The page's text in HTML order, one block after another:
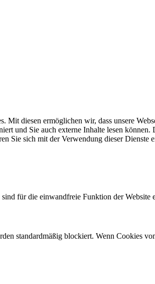
diesen ermöglichen wir, dass unsere
und Sie auch externe Inhalte lesen
Sie sich mit der Verwendung dieser
für die einwandfreie Funktion der Website
standardmäßig blockiert. Wenn Cookies